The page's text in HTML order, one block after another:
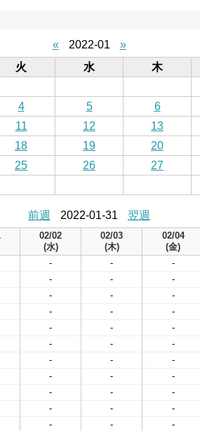
« 2022-01 »
火 水 木
4 5 6
11 12 13
18 19 20
25 26 27
前週 2022-01-31 翌週
02/02
(水)
02/03
(木)
02/04
(金)
- - -
- - -
- - -
- - -
- - -
- - -
- - -
- - -
- - -
- - -
- - -